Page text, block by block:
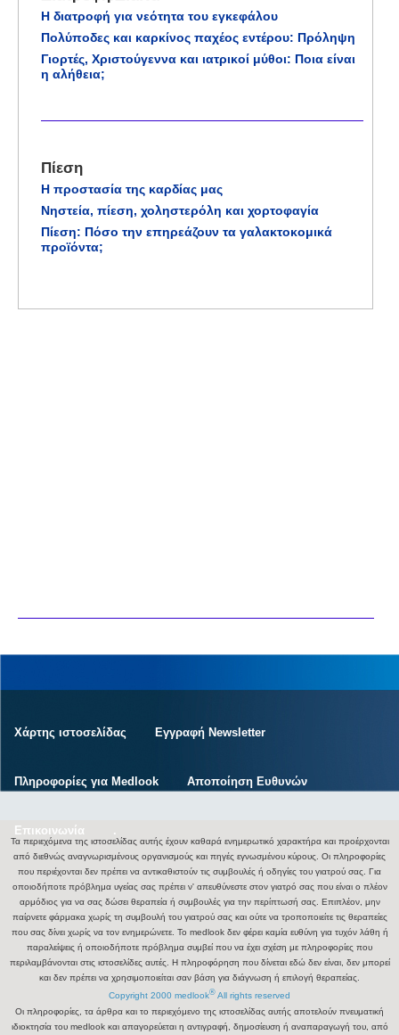
Η διατροφή για νεότητα του εγκεφάλου
Πολύποδες και καρκίνος παχέος εντέρου: Πρόληψη
Γιορτές, Χριστούγεννα και ιατρικοί μύθοι: Ποια είναι
η αλήθεια;
Πίεση
Η προστασία της καρδίας μας
Νηστεία, πίεση, χοληστερόλη και χορτοφαγία
Πίεση: Πόσο την επηρεάζουν τα γαλακτοκομικά
προϊόντα;
Χάρτης ιστοσελίδας Εγγραφή Newsletter
Πληροφορίες για Medlook Αποποίηση Ευθυνών
Επικοινωνία .
Τα περιεχόμενα της ιστοσελίδας αυτής έχουν καθαρά ενημερωτικό χαρακτήρα και προέρχονται
από διεθνώς αναγνωρισμένους οργανισμούς και πηγές εγνωσμένου κύρους. Οι πληροφορίες
που περιέχονται δεν πρέπει να αντικαθιστούν τις συμβουλές ή οδηγίες του γιατρού σας. Για
οποιοδήποτε πρόβλημα υγείας σας πρέπει ν' απευθύνεστε στον γιατρό σας που είναι ο πλέον
αρμόδιος για να σας δώσει θεραπεία ή συμβουλές για την περίπτωσή σας. Επιπλέον, μην
παίρνετε φάρμακα χωρίς τη συμβουλή του γιατρού σας και ούτε να τροποποιείτε τις θεραπείες
που σας δίνει χωρίς να τον ενημερώνετε. Το medlook δεν φέρει καμία ευθύνη για τυχόν λάθη ή
παραλείψεις ή οποιοδήποτε πρόβλημα συμβεί που να έχει σχέση με πληροφορίες που
περιλαμβάνονται στις ιστοσελίδες αυτές. Η πληροφόρηση που δίνεται εδώ δεν είναι, δεν μπορεί
και δεν πρέπει να χρησιμοποιείται σαν βάση για διάγνωση ή επιλογή θεραπείας.
Copyright 2000 medlook® All rights reserved
Οι πληροφορίες, τα άρθρα και το περιεχόμενο της ιστοσελίδας αυτής αποτελούν πνευματική
ιδιοκτησία του medlook και απαγορεύεται η αντιγραφή, δημοσίευση ή αναπαραγωγή του, από